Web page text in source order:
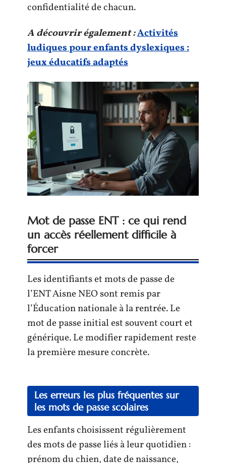
confidentialité de chacun.
A découvrir également :Activités
ludiques pour enfants dyslexiques :
jeux éducatifs adaptés
Mot de passe ENT : ce qui rend
un accès réellement difficile à
forcer
Les identifiants et mots de passe de
l’ENT Aisne NEO sont remis par
l’Éducation nationale à la rentrée. Le
mot de passe initial est souvent court et
générique. Le modifier rapidement reste
la première mesure concrète.
Les erreurs les plus fréquentes sur
les mots de passe scolaires
Les enfants choisissent régulièrement
des mots de passe liés à leur quotidien :
prénom du chien, date de naissance,